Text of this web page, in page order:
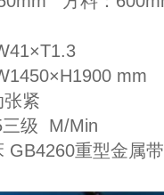
mm
紧
三级 M/Min
GB4260重型金属